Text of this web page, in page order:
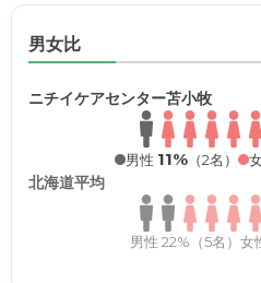
男女比
ニチイケアセンター苫小牧
男性 11% （2名）
北海道平均
男性 22%（5名） 女